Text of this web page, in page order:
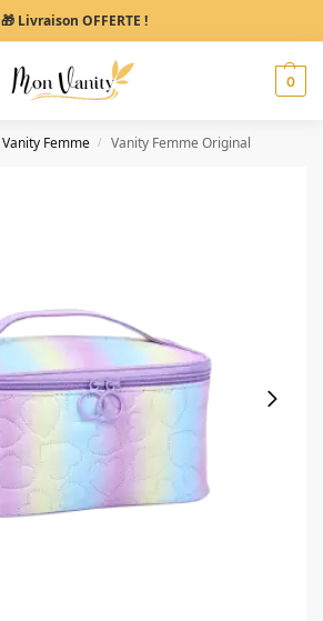
🎁 Livraison OFFERTE !
0
Vanity Femme / Vanity Femme Original